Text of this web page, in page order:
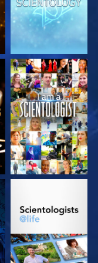
KIJK
VERKEN DE SERIE